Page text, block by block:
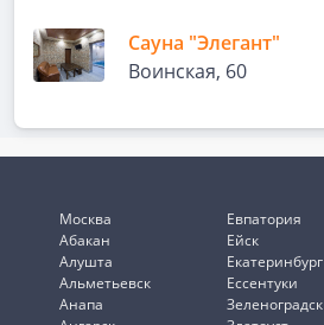
Сауна "Элегант"
Воинская, 60
Москва
Абакан
Алушта
Альметьевск
Анапа
Евпатория
Ейск
Екатеринбург
Ессентуки
Зеленоградск